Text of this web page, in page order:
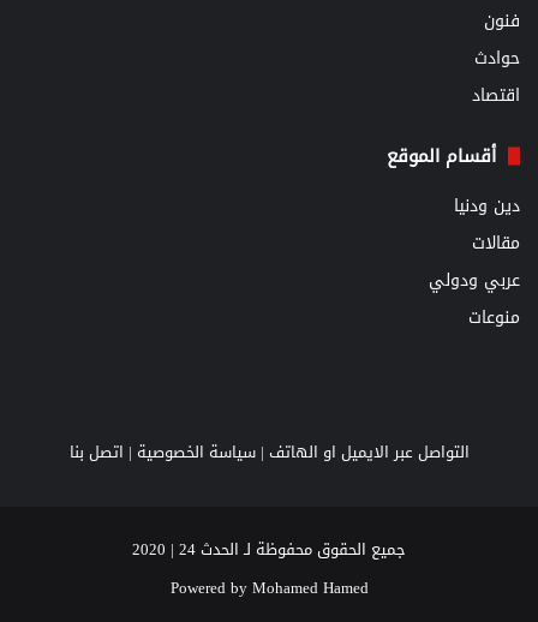
فنون
حوادث
اقتصاد
أقسام الموقع
دين ودنيا
مقالات
عربي ودولي
منوعات
التواصل عبر الايميل او الهاتف |سياسة الخصوصية | اتصل بنا
جميع الحقوق محفوظة لـ الحدث 24 | 2020
Powered byMohamed Hamed